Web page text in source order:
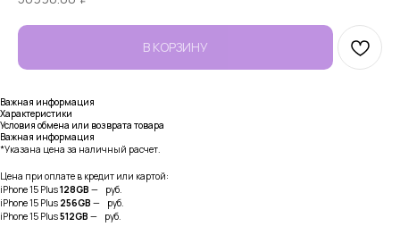
В КОРЗИНУ
Важная информация
Характеристики
Условия обмена или возврата товара
Важная информация
*Указана цена за наличный расчет.
Цена при оплате в кредит или картой:
iPhone 15 Plus128GB — руб.
iPhone 15 Plus 256GB — руб.
iPhone 15 Plus512GB — руб.